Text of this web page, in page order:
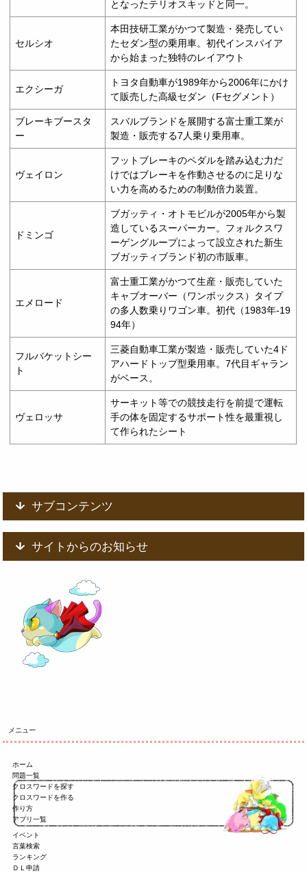
となったテリオスキッドと同一。
セルシオ
本田技研工業がかつて製造・発売してい
たセダン型の乗用車。初代インスパイア
から始まった独特のレイアウト
エクシーガ
トヨタ自動車が1989年から2006年にかけ
て販売した高級セダン（Fセグメント）
ブレーキブースタ
ー
スバルブランドを展開する富士重工業が
製造・販売する7人乗り乗用車。
ヴェイロン
フットブレーキのペダルを踏み込む力だ
けではブレーキを作動させるのに足りな
い力を高めるための制動倍力装置。
ドミンゴ
ブガッティ・オトモビルが2005年から製
造しているスーパーカー。フォルクスワ
ーゲングループによって設立された新生
ブガッティブランド初の市販車。
エメロード
富士重工業がかつて生産・販売していた
キャブオーバー（ワンボックス）タイプ
の多人数乗りワゴン車。初代（1983年-19
94年）
フルバケットシー
ト
三菱自動車工業が製造・販売していた4ド
アハードトップ型乗用車。7代目ギャラン
がベース。
ヴェロッサ
サーキット等での競技走行を前提で運転
手の体を固定するサポート性を最重視し
て作られたシート
サブコンテンツ
サイトからのお知らせ
メニュー
ホーム
問題一覧
クロスワードを探す
クロスワードを作る
作り方
アプリ一覧
イベント
言葉検索
ランキング
ＤＬ申請